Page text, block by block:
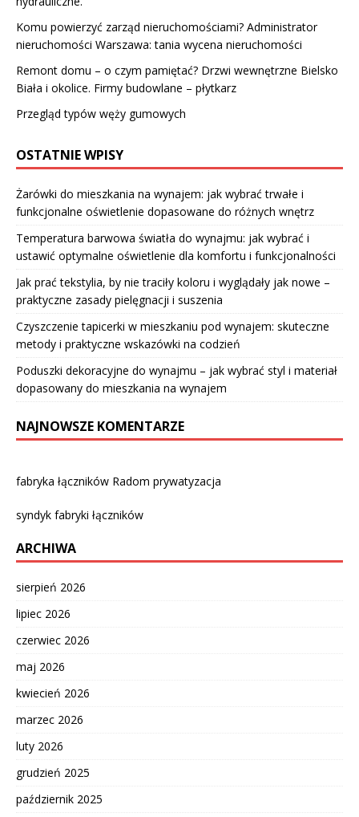
Komu powierzyć zarząd nieruchomościami? Administrator
nieruchomości Warszawa: tania wycena nieruchomości
Remont domu – o czym pamiętać? Drzwi wewnętrzne Bielsko
Biała i okolice. Firmy budowlane – płytkarz
Przegląd typów węży gumowych
OSTATNIE WPISY
Żarówki do mieszkania na wynajem: jak wybrać trwałe i
funkcjonalne oświetlenie dopasowane do różnych wnętrz
Temperatura barwowa światła do wynajmu: jak wybrać i
ustawić optymalne oświetlenie dla komfortu i funkcjonalności
Jak prać tekstylia, by nie traciły koloru i wyglądały jak nowe –
praktyczne zasady pielęgnacji i suszenia
Czyszczenie tapicerki w mieszkaniu pod wynajem: skuteczne
metody i praktyczne wskazówki na codzień
Poduszki dekoracyjne do wynajmu – jak wybrać styl i materiał
dopasowany do mieszkania na wynajem
NAJNOWSZE KOMENTARZE
fabryka łączników Radom prywatyzacja
syndyk fabryki łączników
ARCHIWA
sierpień 2026
lipiec 2026
czerwiec 2026
maj 2026
kwiecień 2026
marzec 2026
luty 2026
grudzień 2025
październik 2025